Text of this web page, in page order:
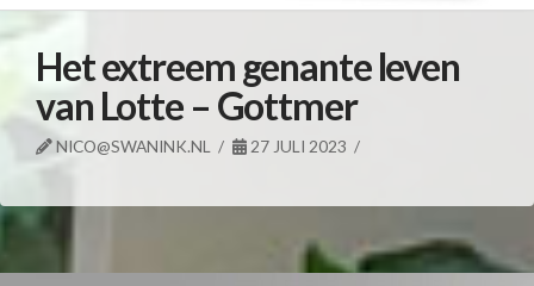
Het extreem genante leven
van Lotte – Gottmer
NICO@SWANINK.NL 27 JULI 2023